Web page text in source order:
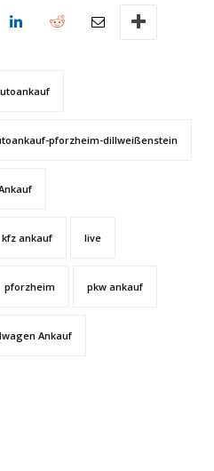
pforzheim-dillweißenstein
kfz ankauf live
pforzheim pkw ankauf
Ankauf